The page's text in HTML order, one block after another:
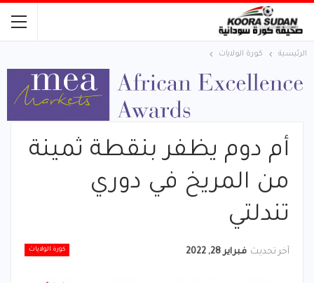
الرئيسية كورة الولايات
أم دوم يظفر بنقطة ثمينة
من المريخ في دوري
تندلتي
كورة الولايات آخر تحديث فبراير 28, 2022